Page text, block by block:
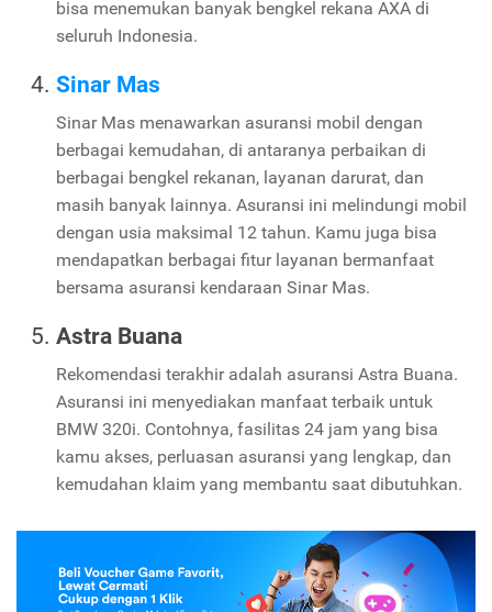
bisa menemukan banyak bengkel rekana AXA di
seluruh Indonesia.
Sinar Mas
Sinar Mas menawarkan asuransi mobil dengan
berbagai kemudahan, di antaranya perbaikan di
berbagai bengkel rekanan, layanan darurat, dan
masih banyak lainnya. Asuransi ini melindungi mobil
dengan usia maksimal 12 tahun. Kamu juga bisa
mendapatkan berbagai fitur layanan bermanfaat
bersama asuransi kendaraan Sinar Mas.
Astra Buana
Rekomendasi terakhir adalah asuransi Astra Buana.
Asuransi ini menyediakan manfaat terbaik untuk
BMW 320i. Contohnya, fasilitas 24 jam yang bisa
kamu akses, perluasan asuransi yang lengkap, dan
kemudahan klaim yang membantu saat dibutuhkan.